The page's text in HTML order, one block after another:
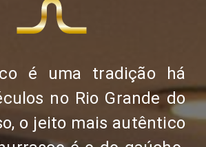
é uma tradição há
no Rio Grande do
o jeito mais autêntico